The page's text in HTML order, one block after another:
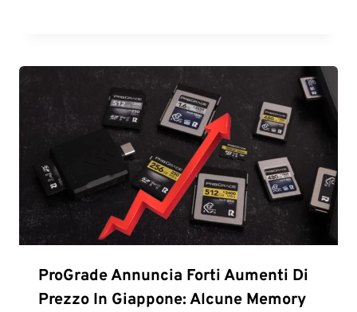
ProGrade Annuncia Forti Aumenti Di
Prezzo In Giappone: Alcune Memory